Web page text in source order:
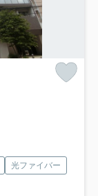
光ファイバー